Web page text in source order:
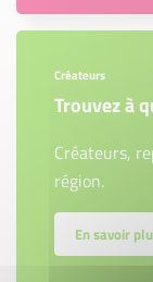
Créateurs
Trouvez à
Créateurs,
région.
En savoir